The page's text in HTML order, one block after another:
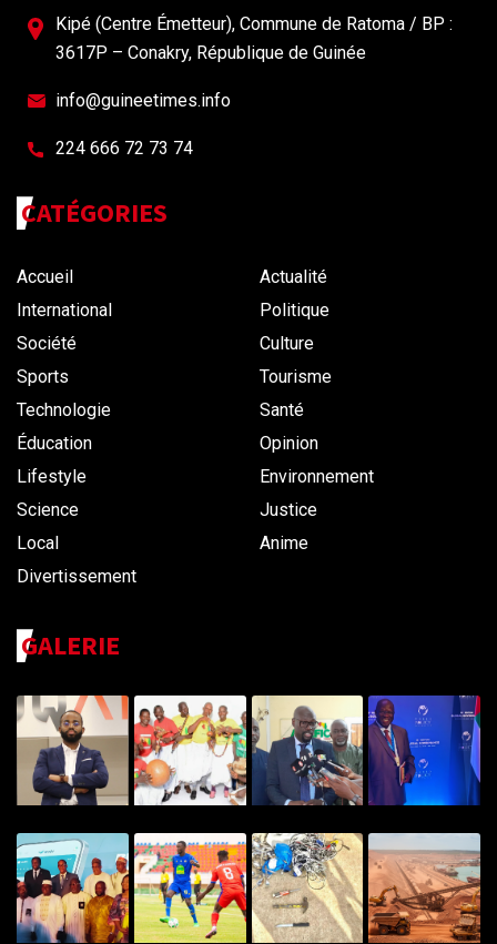
Kipé (Centre Émetteur), Commune de Ratoma / BP :
3617P – Conakry, République de Guinée
info@guineetimes.info
224 666 72 73 74
CATÉGORIES
Accueil
Actualité
International
Politique
Société
Culture
Sports
Tourisme
Technologie
Santé
Éducation
Opinion
Lifestyle
Environnement
Science
Justice
Local
Anime
Divertissement
GALERIE